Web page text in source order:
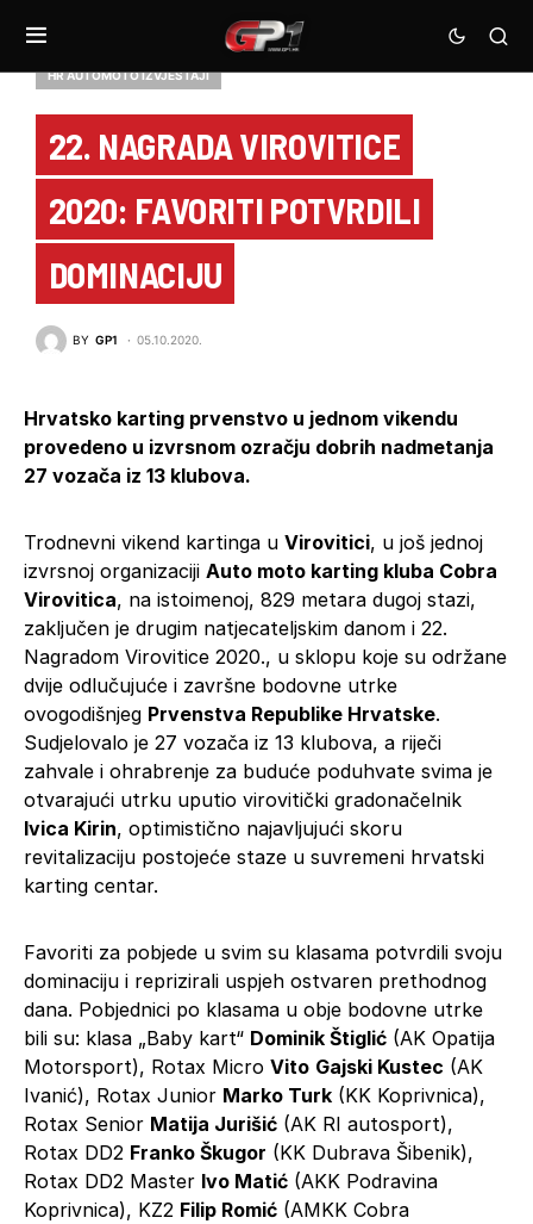
HR AUTOMOTO IZVJEŠTAJI
22. NAGRADA VIROVITICE
2020: FAVORITI POTVRDILI
DOMINACIJU
BY GP1 05.10.2020.
Hrvatsko karting prvenstvo u jednom vikendu
provedeno u izvrsnom ozračju dobrih nadmetanja
27 vozača iz 13 klubova.
Trodnevni vikend kartinga u Virovitici, u još jednoj
izvrsnoj organizaciji Auto moto karting kluba Cobra
Virovitica, na istoimenoj, 829 metara dugoj stazi,
zaključen je drugim natjecateljskim danom i 22.
Nagradom Virovitice 2020., u sklopu koje su održane
dvije odlučujuće i završne bodovne utrke
ovogodišnjeg Prvenstva Republike Hrvatske.
Sudjelovalo je 27 vozača iz 13 klubova, a riječi
zahvale i ohrabrenje za buduće poduhvate svima je
otvarajući utrku uputio virovitički gradonačelnik
Ivica Kirin, optimistično najavljujući skoru
revitalizaciju postojeće staze u suvremeni hrvatski
karting centar.
Favoriti za pobjede u svim su klasama potvrdili svoju
dominaciju i reprizirali uspjeh ostvaren prethodnog
dana. Pobjednici po klasama u obje bodovne utrke
bili su: klasa „Baby kart“ Dominik Štiglić (AK Opatija
Motorsport), Rotax Micro Vito Gajski Kustec (AK
Ivanić), Rotax Junior Marko Turk (KK Koprivnica),
Rotax Senior Matija Jurišić (AK RI autosport),
Rotax DD2 Franko Škugor (KK Dubrava Šibenik),
Rotax DD2 Master Ivo Matić (AKK Podravina
Koprivnica), KZ2 Filip Romić (AMKK Cobra